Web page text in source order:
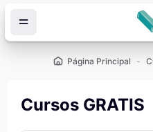
Página Principal
Cursos GRATIS